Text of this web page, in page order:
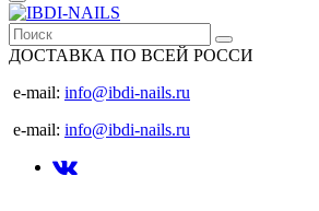
ДОСТАВКА ПО ВСЕЙ РОССИ
e-mail: info@ibdi-nails.ru
e-mail: info@ibdi-nails.ru